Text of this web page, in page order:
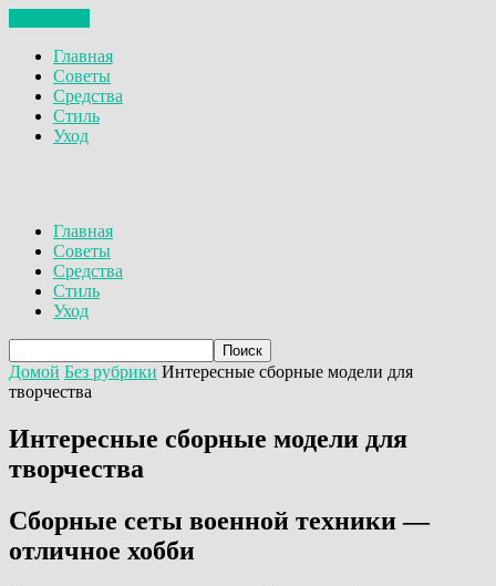
Главная
Советы
Средства
Стиль
Уход
Главная
Советы
Средства
Стиль
Уход
Домой Без рубрики Интересные сборные модели для
творчества
Интересные сборные модели для
творчества
Сборные сеты военной техники —
отличное хобби